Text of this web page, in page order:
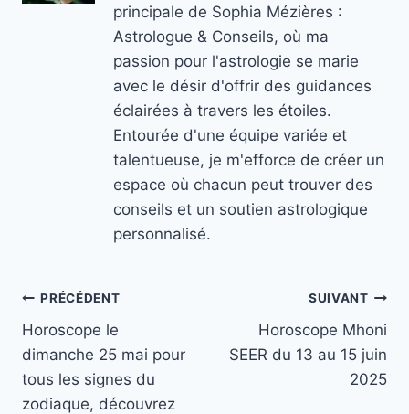
principale de Sophia Mézières :
Astrologue & Conseils, où ma
passion pour l'astrologie se marie
avec le désir d'offrir des guidances
éclairées à travers les étoiles.
Entourée d'une équipe variée et
talentueuse, je m'efforce de créer un
espace où chacun peut trouver des
conseils et un soutien astrologique
personnalisé.
Navigation
de
l’article
PRÉCÉDENT
Horoscope le
dimanche 25 mai pour
tous les signes du
zodiaque, découvrez
SUIVANT
Horoscope Mhoni
SEER du 13 au 15 juin
2025